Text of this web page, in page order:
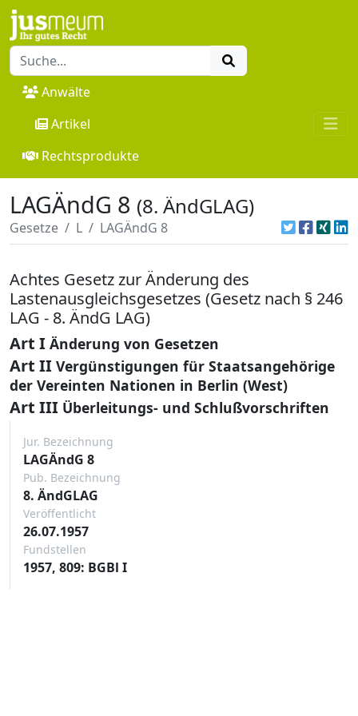
Anwälte
Artikel
Rechtsprodukte
LAGÄndG 8 (8. ÄndGLAG)
Gesetze L LAGÄndG 8
Achtes Gesetz zur Änderung des
Lastenausgleichsgesetzes (Gesetz nach § 246
LAG - 8. ÄndG LAG)
Art I Änderung von Gesetzen
Art II Vergünstigungen für Staatsangehörige
der Vereinten Nationen in Berlin (West)
Art III Überleitungs- und Schlußvorschriften
Jur. Bezeichnung
LAGÄndG 8
Pub. Bezeichnung
8. ÄndGLAG
Veröffentlicht
26.07.1957
Fundstellen
1957, 809: BGBl I